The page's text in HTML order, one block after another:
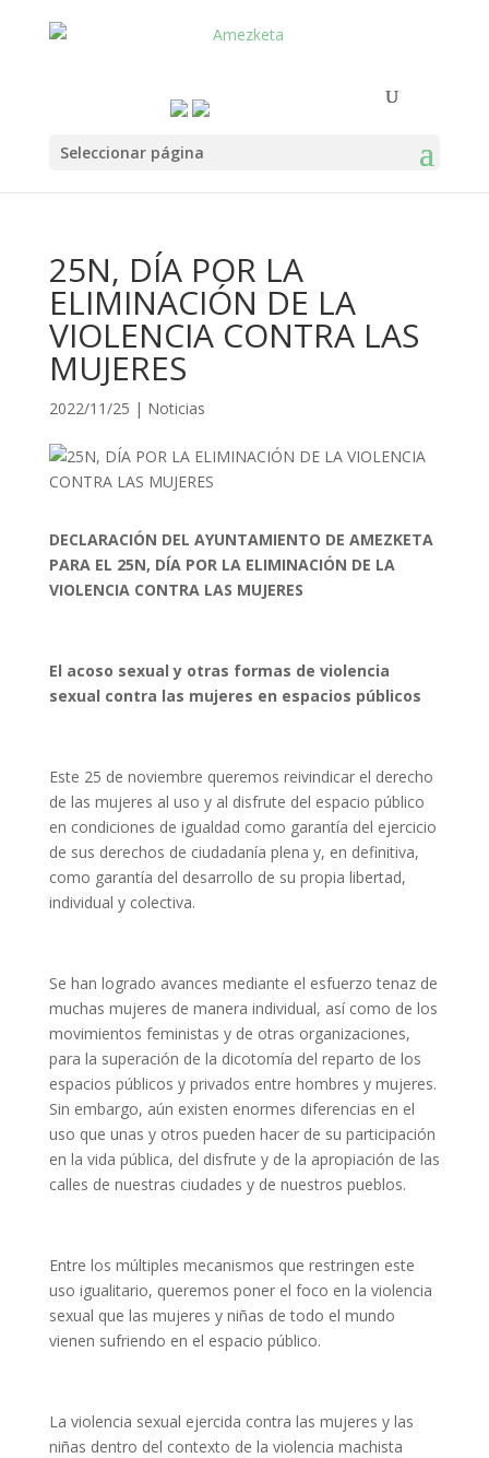
Seleccionar página
25N, DÍA POR LA
ELIMINACIÓN DE LA
VIOLENCIA CONTRA LAS
MUJERES
2022/11/25 | Noticias
DECLARACIÓN DEL AYUNTAMIENTO DE AMEZKETA
PARA EL 25N, DÍA POR LA ELIMINACIÓN DE LA
VIOLENCIA CONTRA LAS MUJERES
El acoso sexual y otras formas de violencia
sexual contra las mujeres en espacios públicos
Este 25 de noviembre queremos reivindicar el derecho
de las mujeres al uso y al disfrute del espacio público
en condiciones de igualdad como garantía del ejercicio
de sus derechos de ciudadanía plena y, en definitiva,
como garantía del desarrollo de su propia libertad,
individual y colectiva.
Se han logrado avances mediante el esfuerzo tenaz de
muchas mujeres de manera individual, así como de los
movimientos feministas y de otras organizaciones,
para la superación de la dicotomía del reparto de los
espacios públicos y privados entre hombres y mujeres.
Sin embargo, aún existen enormes diferencias en el
uso que unas y otros pueden hacer de su participación
en la vida pública, del disfrute y de la apropiación de las
calles de nuestras ciudades y de nuestros pueblos.
Entre los múltiples mecanismos que restringen este
uso igualitario, queremos poner el foco en la violencia
sexual que las mujeres y niñas de todo el mundo
vienen sufriendo en el espacio público.
La violencia sexual ejercida contra las mujeres y las
niñas dentro del contexto de la violencia machista